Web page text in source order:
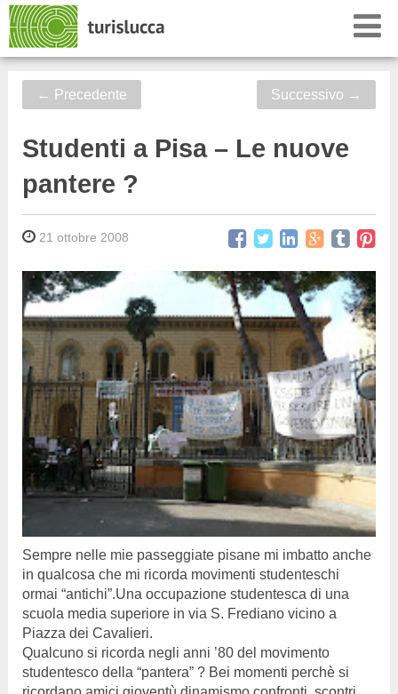
← Precedente Successivo →
Studenti a Pisa – Le nuove
pantere ?
21 ottobre 2008
Sempre nelle mie passeggiate pisane mi imbatto anche
in qualcosa che mi ricorda movimenti studenteschi
ormai “antichi”.Una occupazione studentesca di una
scuola media superiore in via S. Frediano vicino a
Piazza dei Cavalieri.
Qualcuno si ricorda negli anni ’80 del movimento
studentesco della “pantera” ? Bei momenti perchè si